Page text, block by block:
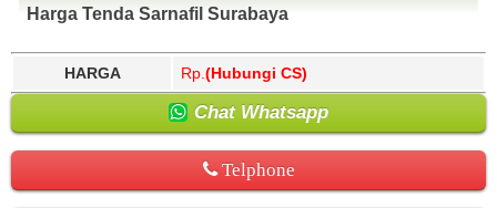
Harga Tenda Sarnafil Surabaya
HARGA Rp. (Hubungi CS)
Chat Whatsapp
Telphone